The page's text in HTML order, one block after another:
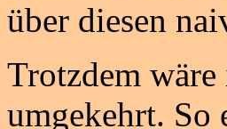
über diesen
Trotzdem wäre
umgekehrt. So